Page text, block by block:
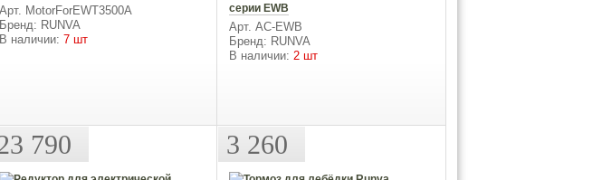
Арт. MotorForEWT3500A
Бренд: RUNVA
В наличии:7 шт
серии EWB
Арт. AC-EWB
Бренд: RUNVA
В наличии: 2 шт
790 3 260